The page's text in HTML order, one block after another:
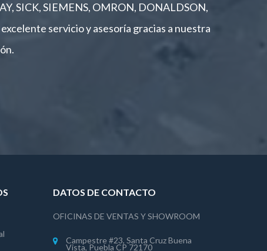
SICK, SIEMENS, OMRON, DONALDSON,
servicio y asesoría gracias a nuestra
DATOS DE CONTACTO
OFICINAS DE VENTAS Y SHOWROOM
Campestre #23, Santa Cruz Buena
Vista, Puebla CP 72170